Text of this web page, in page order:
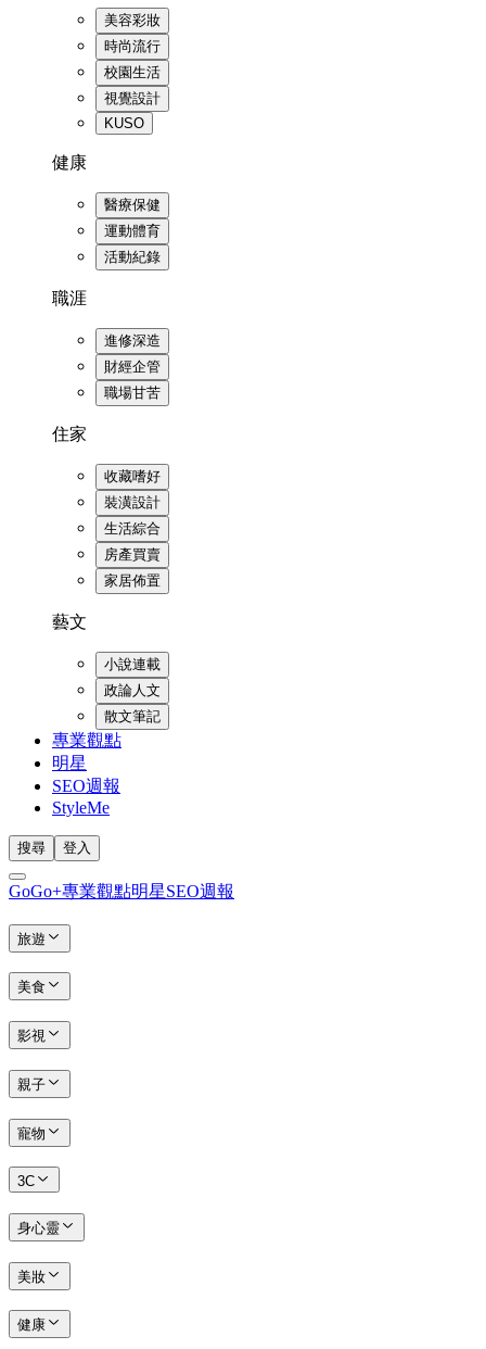
美容彩妝
時尚流行
校園生活
視覺設計
KUSO
健康
醫療保健
運動體育
活動紀錄
職涯
進修深造
財經企管
職場甘苦
住家
收藏嗜好
裝潢設計
生活綜合
房產買賣
家居佈置
藝文
小說連載
政論人文
散文筆記
專業觀點
明星
SEO週報
StyleMe
搜尋 登入
GoGo+專業觀點明星SEO週報
旅遊
美食
影視
親子
寵物
3C
身心靈
美妝
健康